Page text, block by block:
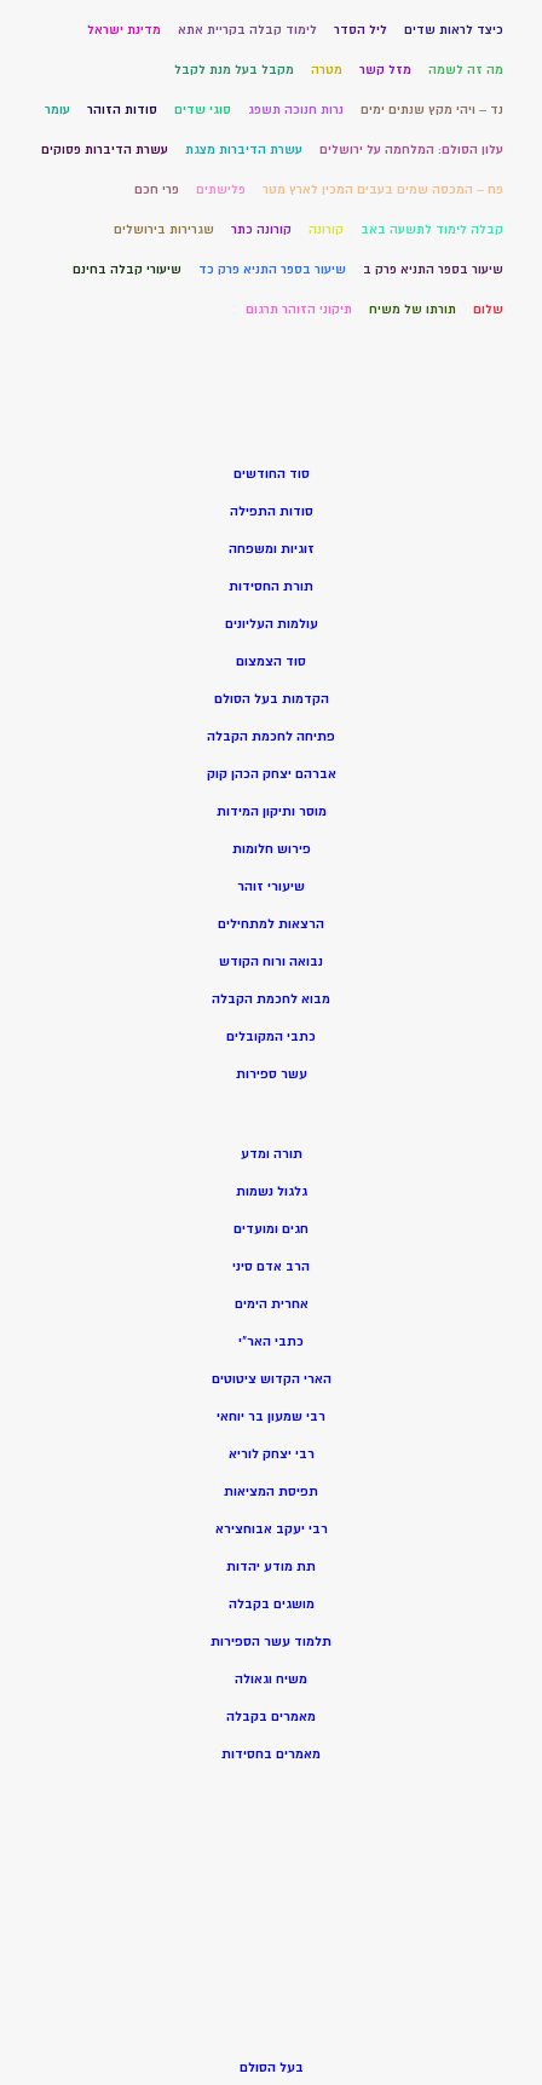
כיצד לראות שדים ליל הסדר לימוד קבלה בקריית אתא מדינת ישראל
מה זה לשמה מזל קשר מטרה מקבל בעל מנת לקבל
נד – ויהי מקץ שנתים ימים נרות חנוכה תשפג סוגי שדים סודות הזוהר עומר
עלון הסולם: המלחמה על ירושלים עשרת הדיברות מצגת עשרת הדיברות פסוקים
פח – המכסה שמים בעבים המכין לארץ מטר פלישתים פרי חכם
קבלה לימוד לתשעה באב קורונה קורונה כתר שגרירות בירושלים
שיעור בספר התניא פרק ב שיעור בספר התניא פרק כד שיעורי קבלה בחינם
שלום תורתו של משיח תיקוני הזוהר תרגום
סוד החודשים
סודות התפילה
זוגיות ומשפחה
תורת החסידות
עולמות העליונים
סוד הצמצום
הקדמות בעל הסולם
פתיחה לחכמת הקבלה
אברהם יצחק הכהן קוק
מוסר ותיקון המידות
פירוש חלומות
שיעורי זוהר
הרצאות למתחילים
נבואה ורוח הקודש
מבוא לחכמת הקבלה
כתבי המקובלים
עשר ספירות
תורה ומדע
גלגול נשמות
חגים ומועדים
הרב אדם סיני
אחרית הימים
כתבי האר”י
הארי הקדוש ציטוטים
רבי שמעון בר יוחאי
רבי יצחק לוריא
תפיסת המציאות
רבי יעקב אבוחצירא
תת מודע יהדות
מושגים בקבלה
תלמוד עשר הספירות
משיח וגאולה
מאמרים בקבלה
מאמרים בחסידות
בעל הסולם